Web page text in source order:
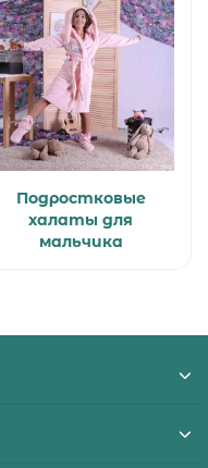
Подростковые
халаты для
мальчика